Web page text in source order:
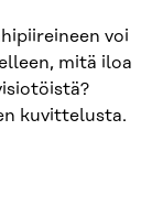
voi
mitä iloa
kuvittelusta.